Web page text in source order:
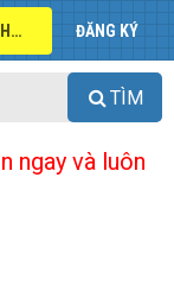
ĐĂNG NHẬP ĐĂNG KÝ
TÌM
ngay và luôn